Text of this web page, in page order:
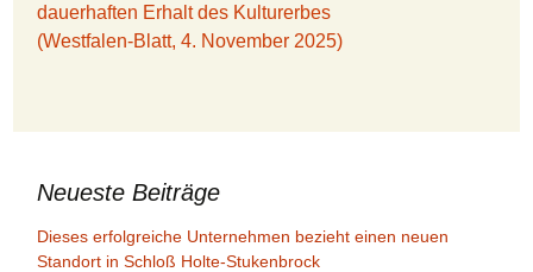
dauerhaften Erhalt des Kulturerbes
(Westfalen-Blatt, 4. November 2025)
Neueste Beiträge
Dieses erfolgreiche Unternehmen bezieht einen neuen
Standort in Schloß Holte-Stukenbrock